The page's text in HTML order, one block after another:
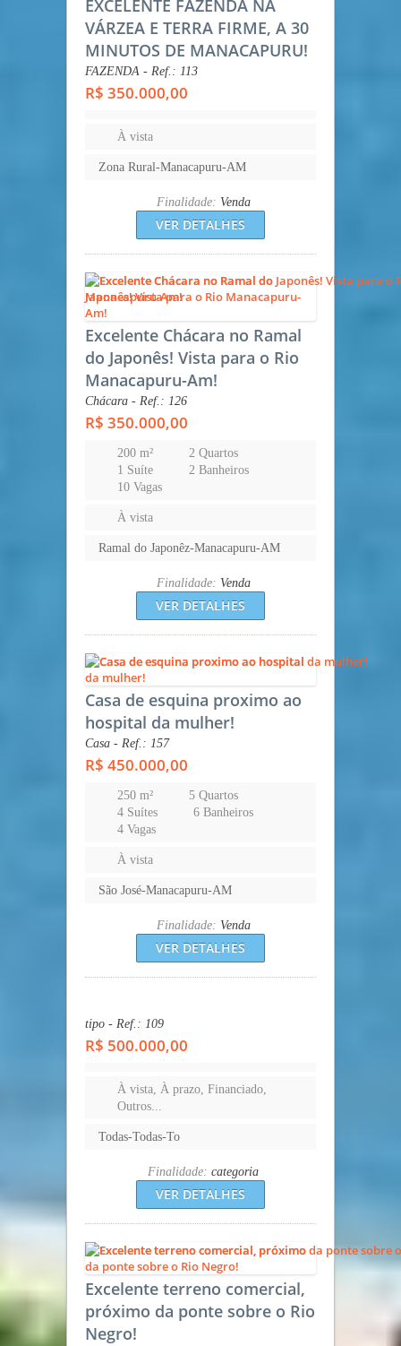
EXCELENTE FAZENDA NA
VÁRZEA E TERRA FIRME, A 30
MINUTOS DE MANACAPURU!
FAZENDA - Ref.: 113
R$ 350.000,00
À vista
Zona Rural-Manacapuru-AM
Finalidade: Venda
VER DETALHES
Excelente Chácara no Ramal
do Japonês! Vista para o Rio
Manacapuru-Am!
Chácara - Ref.: 126
R$ 350.000,00
200 m²
2 Quartos
1 Suíte
2 Banheiros
10 Vagas
À vista
Ramal do Japonêz-Manacapuru-AM
Finalidade: Venda
VER DETALHES
Casa de esquina proximo ao
hospital da mulher!
Casa - Ref.: 157
R$ 450.000,00
250 m²
5 Quartos
4 Suítes
6 Banheiros
4 Vagas
À vista
São José-Manacapuru-AM
Finalidade: Venda
VER DETALHES
tipo - Ref.: 109
R$ 500.000,00
À vista, À prazo, Financiado,
Outros...
Todas-Todas-To
Finalidade: categoria
VER DETALHES
Excelente terreno comercial,
próximo da ponte sobre o Rio
Negro!